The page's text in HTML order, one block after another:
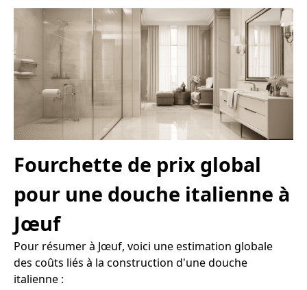
Fourchette de prix global
pour une douche italienne à
Jœuf
Pour résumer à Jœuf, voici une estimation globale
des coûts liés à la construction d'une douche
italienne :